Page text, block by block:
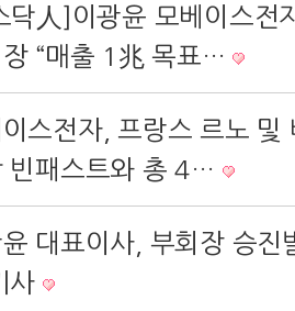
닥人]이광윤 모베이스전
장 “매출 1兆 목표…
스전자, 프랑스 르노 및
빈패스트와 총 4…
대표이사, 부회장 승진
사